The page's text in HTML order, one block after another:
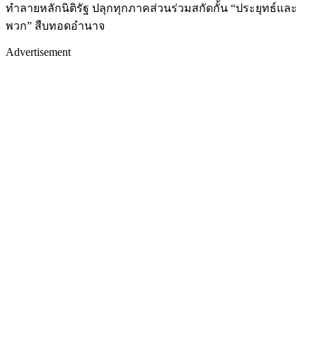
ทำลายหลักนิติรัฐ ปลุกทุกภาคส่วนร่วมสกัดกั้น “ประยุทธ์และ
พวก” สืบทอดอำนาจ
Advertisement